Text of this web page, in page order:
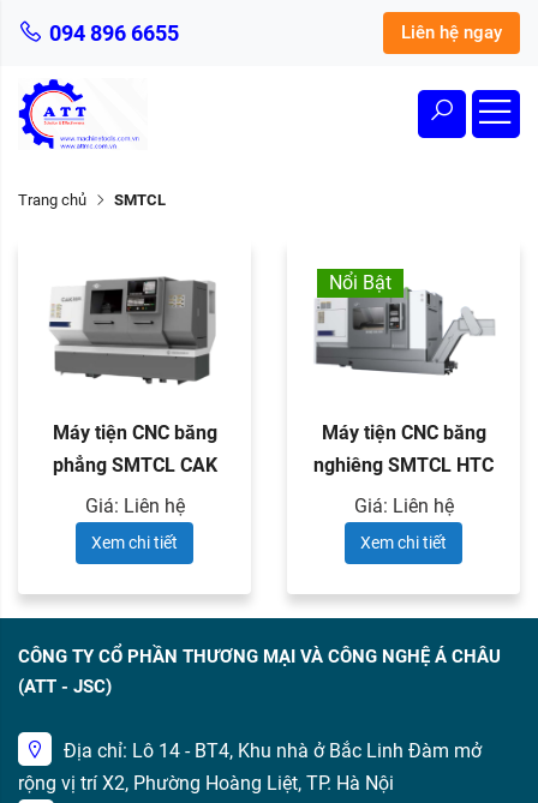
094 896 6655 Liên hệ ngay
Trang chủ SMTCL
Máy tiện CNC băng
phẳng SMTCL CAK
series
Giá: Liên hệ
Xem chi tiết
Nổi Bật
Máy tiện CNC băng
nghiêng SMTCL HTC
series
Giá: Liên hệ
Xem chi tiết
CÔNG TY CỔ PHẦN THƯƠNG MẠI VÀ CÔNG NGHỆ Á CHÂU
(ATT - JSC)
Địa chỉ: Lô 14 - BT4, Khu nhà ở Bắc Linh Đàm mở
rộng vị trí X2, Phường Hoàng Liệt, TP. Hà Nội